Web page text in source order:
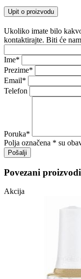
Upit o proizvodu
Ukoliko imate bilo
kontaktirajte. Biti će
Ime*
Prezime*
Email*
Telefon
Poruka*
Polja označena * su
Pošalji
Povezani proizvodi
Akcija